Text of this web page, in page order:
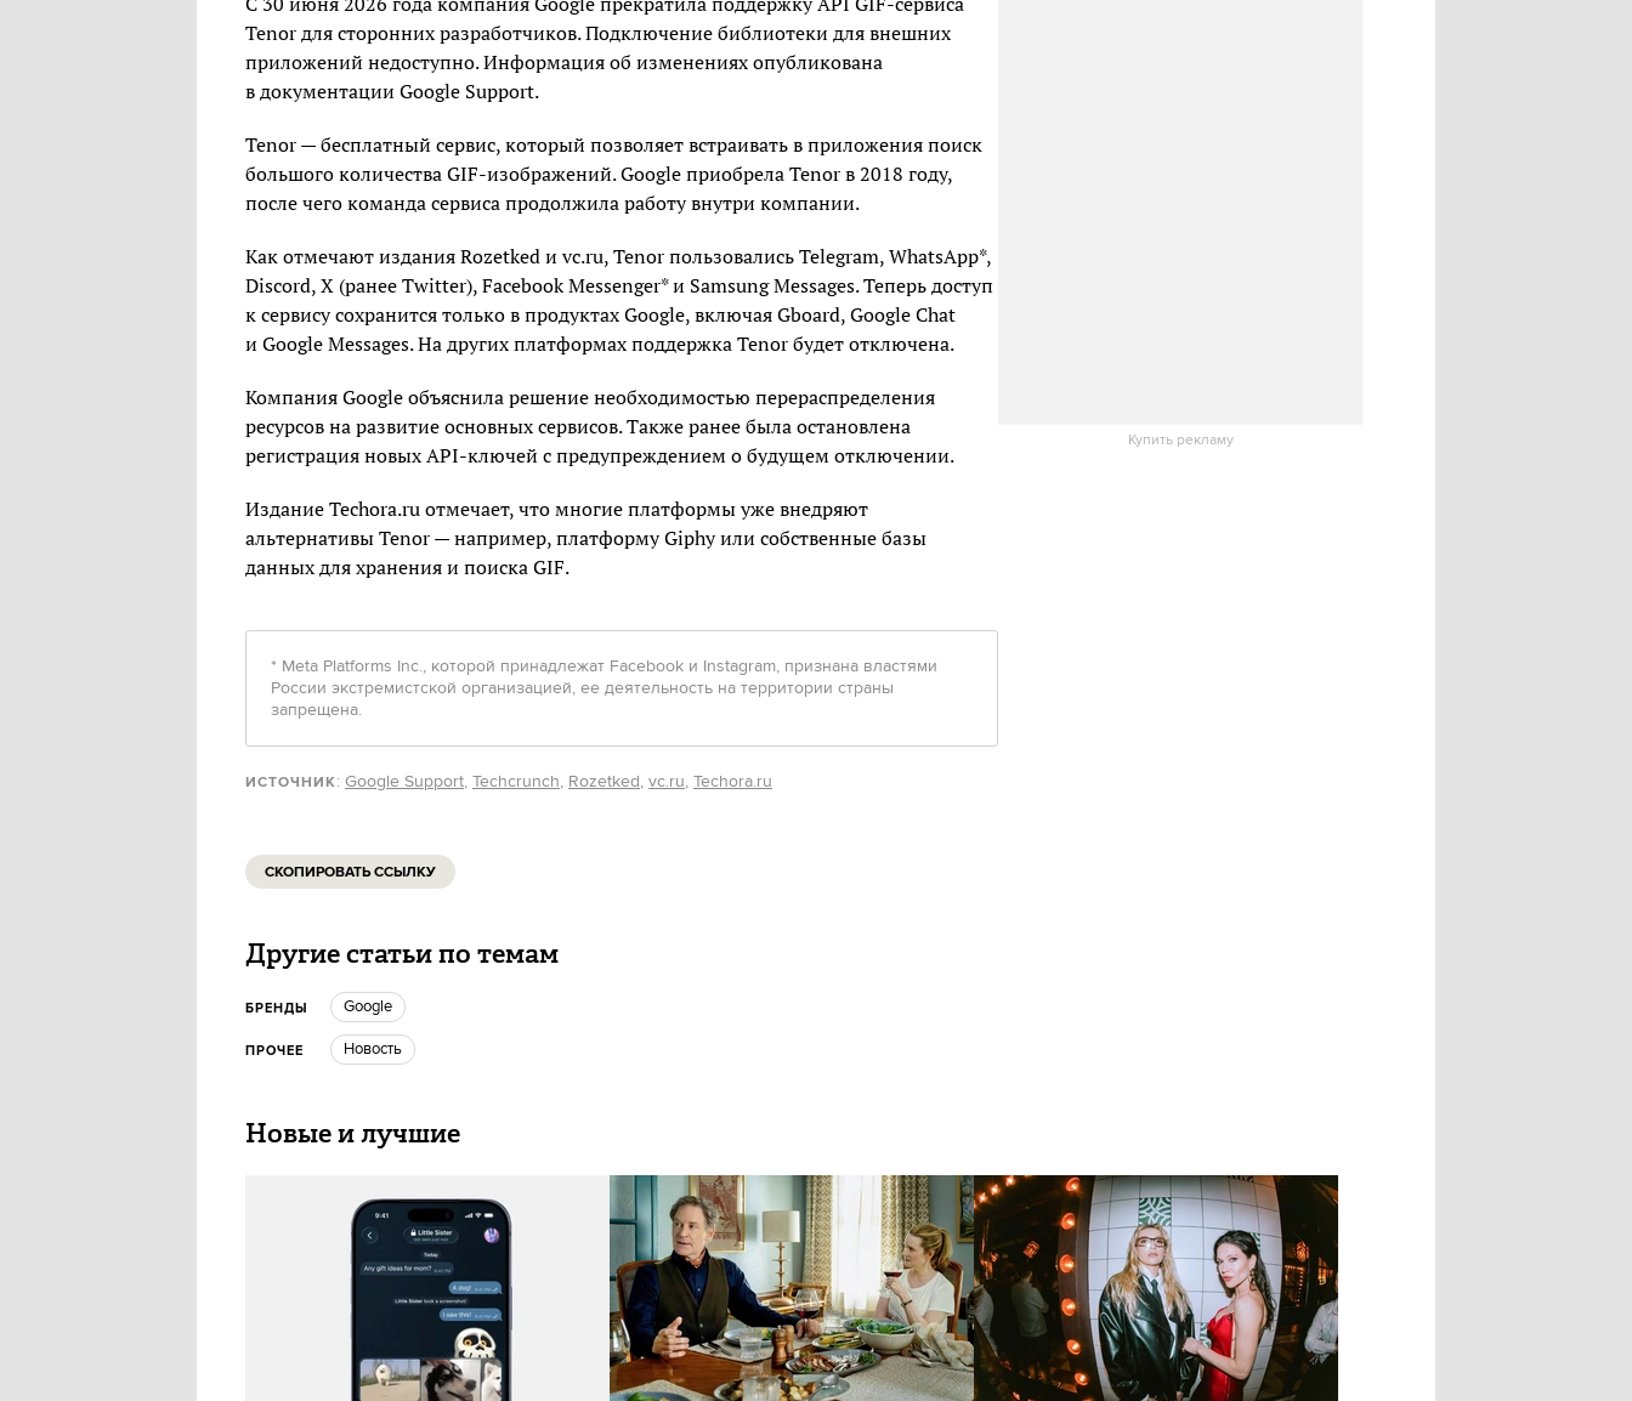
Tenor для сторонних разработчиков. Подключение библиотеки для внешних
приложений недоступно. Информация об изменениях опубликована
в документации Google Support.
Tenor — бесплатный сервис, который позволяет встраивать в приложения поиск
большого количества GIF-изображений. Google приобрела Tenor в 2018 году,
после чего команда сервиса продолжила работу внутри компании.
Как отмечают издания Rozetked и vc.ru, Tenor пользовались Telegram, WhatsApp*,
Discord, X (ранее Twitter), Facebook Messenger* и Samsung Messages. Теперь доступ
к сервису сохранится только в продуктах Google, включая Gboard, Google Chat
и Google Messages. На других платформах поддержка Tenor будет отключена.
Компания Google объяснила решение необходимостью перераспределения
ресурсов на развитие основных сервисов. Также ранее была остановлена
регистрация новых API-ключей с предупреждением о будущем отключении.
Издание Techora.ru отмечает, что многие платформы уже внедряют
альтернативы Tenor — например, платформу Giphy или собственные базы
данных для хранения и поиска GIF.
* Meta Platforms Inc., которой принадлежат Facebook и Instagram, признана властями
России экстремистской организацией, ее деятельность на территории страны
запрещена.
ИСТОЧНИК: Google Support, Techcrunch, Rozetked, vc.ru, Techora.ru
Купить рекламу
СКОПИРОВАТЬ ССЫЛКУ
Другие статьи по темам
БРЕНДЫ Google
ПРОЧЕЕ Новость
Новые и лучшие